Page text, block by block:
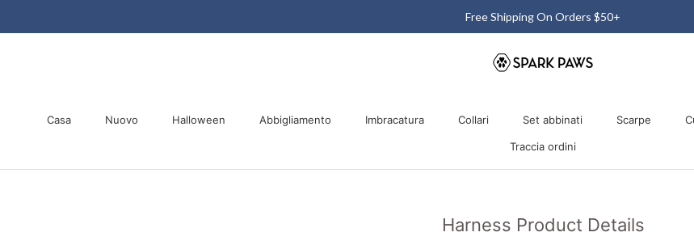
Free Shipping On Orders $50+
Casa Nuovo Halloween Abbigliamento Imbracatura Collari Set abbinati Scarpe
Traccia ordini
Harness Product Details